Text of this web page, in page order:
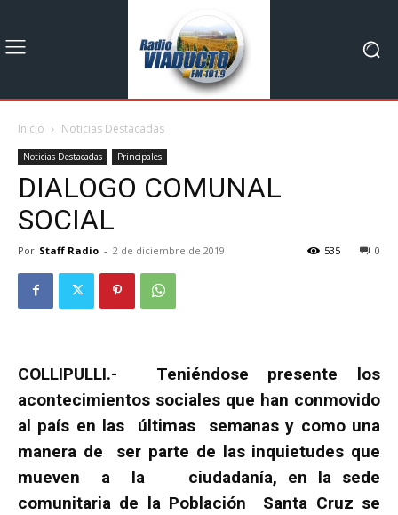
Inicio Noticias Destacadas
Noticias Destacadas Principales
DIALOGO COMUNAL
SOCIAL
Por Staff Radio - 2 de diciembre de 2019 0
535
COLLIPULLI.- Teniéndose presente los
acontecimientos sociales que han conmovido
al país en las últimas semanas y como una
manera de ser parte de las inquietudes que
mueven a la ciudadanía, en la sede
comunitaria de la Población Santa Cruz se